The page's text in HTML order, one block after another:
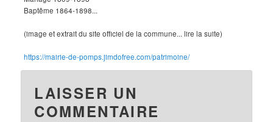
Baptême 1864-1898...
(image et extrait du site officiel de la commune... lire la suite)
https://mairie-de-pomps.jimdofree.com/patrimoine/
LAISSER UN
COMMENTAIRE